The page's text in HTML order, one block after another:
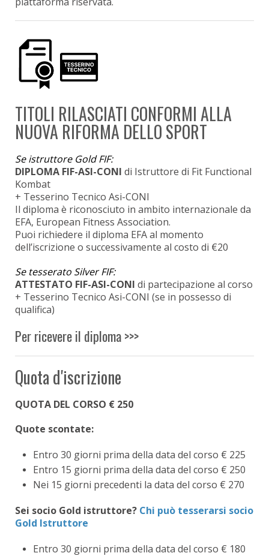
TITOLI RILASCIATI CONFORMI ALLA
NUOVA RIFORMA DELLO SPORT
Se istruttore Gold FIF:
DIPLOMA FIF-ASI-CONI di Istruttore di Fit Functional
Kombat
+ Tesserino Tecnico Asi-CONI
Il diploma è riconosciuto in ambito internazionale da
EFA, European Fitness Association.
Puoi richiedere il diploma EFA al momento
dell’iscrizione o successivamente al costo di €20
Se tesserato Silver FIF:
ATTESTATO FIF-ASI-CONI di partecipazione al corso
+ Tesserino Tecnico Asi-CONI (se in possesso di
qualifica)
Per ricevere il diploma >>>
Quota d'iscrizione
QUOTA DEL CORSO € 250
Quote scontate:
Entro 30 giorni prima della data del corso € 225
Entro 15 giorni prima della data del corso € 250
Nei 15 giorni precedenti la data del corso € 270
Sei socio Gold istruttore? Chi può tesserarsi socio
Gold Istruttore
Entro 30 giorni prima della data del corso € 180